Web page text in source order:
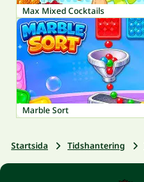
Max Mixed Cocktails
Marble Sort
Startsida Tidshantering